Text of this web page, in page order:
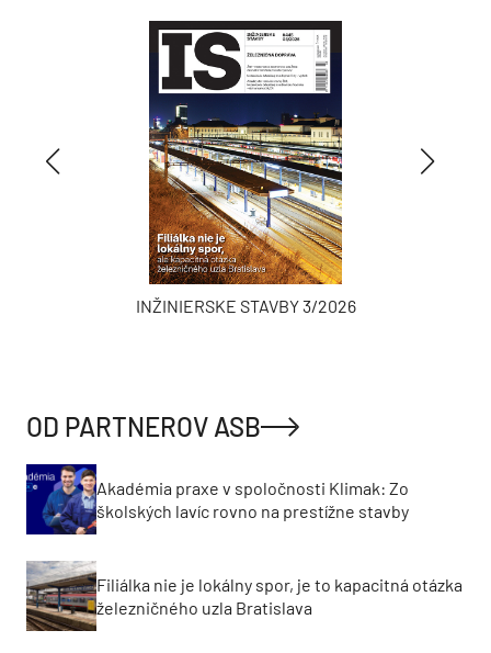
INŽINIERSKE STAVBY 3/2026
OD PARTNEROV ASB
Akadémia praxe v spoločnosti Klimak: Zo
školských lavíc rovno na prestížne stavby
Filiálka nie je lokálny spor, je to kapacitná otázka
železničného uzla Bratislava